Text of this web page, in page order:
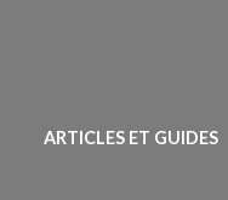
ARTICLES ET GUIDES